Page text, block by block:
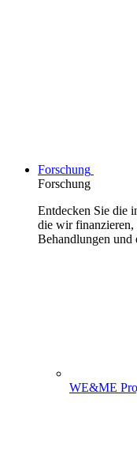
Forschung
Forschung
Entdecken Sie die
die wir finanzieren,
Behandlungen und
WE&ME